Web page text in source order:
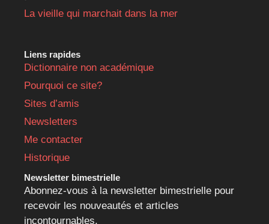
La vieille qui marchait dans la mer
Liens rapides
Dictionnaire non académique
Pourquoi ce site?
Sites d’amis
Newsletters
Me contacter
Historique
Newsletter bimestrielle
Abonnez-vous à la newsletter bimestrielle pour
recevoir les nouveautés et articles
incontournables.